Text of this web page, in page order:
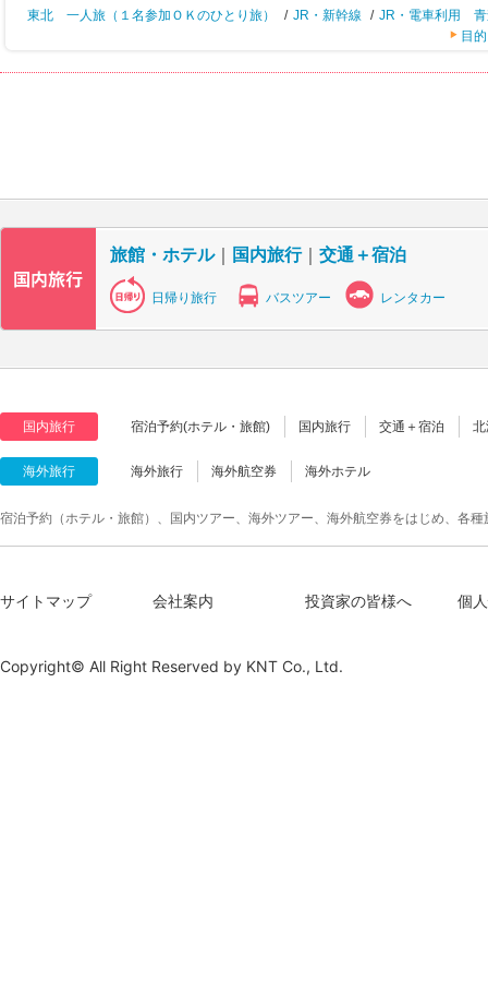
東北 一人旅（１名参加ＯＫのひとり旅） / JR・新幹線 / JR・電車利用
目
旅館・ホテル｜ 国内旅行｜ 交通＋宿泊
日帰り旅行 バスツアー レンタカー
国内旅行 宿泊予約(ホテル・旅館) 国内旅行 交通＋宿泊
海外旅行 海外旅行 海外航空券 海外ホテル
宿泊予約（ホテル・旅館）、国内ツアー、海外ツアー、海外航空券をはじめ、各
サイトマップ 会社案内 投資家の皆様へ 個
Copyright© All Right Reserved by KNT Co., Ltd.